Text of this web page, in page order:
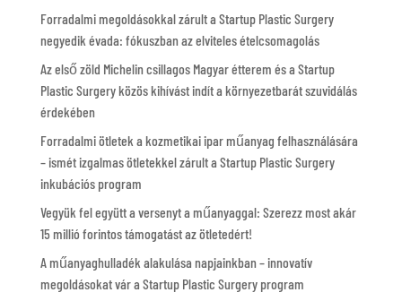
Forradalmi megoldásokkal zárult a Startup Plastic Surgery
negyedik évada: fókuszban az elviteles ételcsomagolás
Az első zöld Michelin csillagos Magyar étterem és a Startup
Plastic Surgery közös kihívást indít a környezetbarát szuvidálás
érdekében
Forradalmi ötletek a kozmetikai ipar műanyag felhasználására
– ismét izgalmas ötletekkel zárult a Startup Plastic Surgery
inkubációs program
Vegyük fel együtt a versenyt a műanyaggal: Szerezz most akár
15 millió forintos támogatást az ötletedért!
A műanyaghulladék alakulása napjainkban – innovatív
megoldásokat vár a Startup Plastic Surgery program